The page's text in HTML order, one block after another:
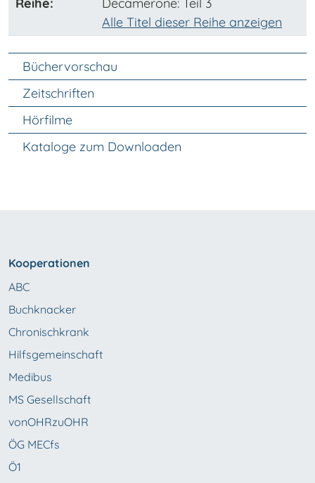
Alle Titel dieser Reihe anzeigen
Unter Navigation
Büchervorschau
Zeitschriften
Hörfilme
Kataloge zum Downloaden
Kooperationen
ABC
Buchknacker
Chronischkrank
Hilfsgemeinschaft
Medibus
MS Gesellschaft
vonOHRzuOHR
ÖG MECfs
Ö1